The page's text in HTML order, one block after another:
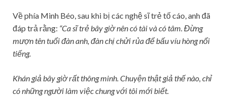
Về phía Minh Béo, sau khi bị các nghệ sĩ trẻ tố cáo, anh đã
đáp trả rằng: “Ca sĩ trẻ bây giờ nên có tài và có tâm. Đừng
mượn tên tuổi đàn anh, đàn chị chửi rủa để bấu víu hòng nổi
tiếng.
Khán giả bây giờ rất thông minh. Chuyện thật giả thế nào, chỉ
có những người làm việc chung với tôi mới biết.